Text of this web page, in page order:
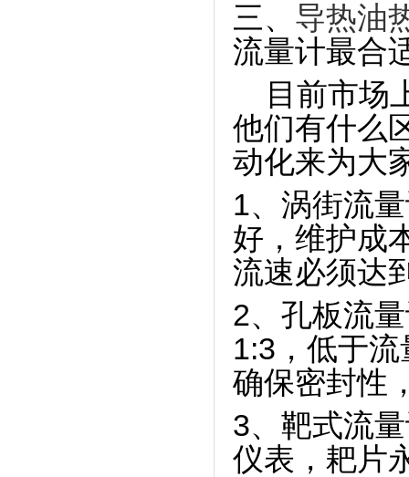
三、 导热油
流量计最合
目前市场
他们有什么
动化来为大
1、涡街流
好，维护成
流速必须达
2、孔板流
1:3，低于
确保密封性
3、靶式流
仪表，耙片